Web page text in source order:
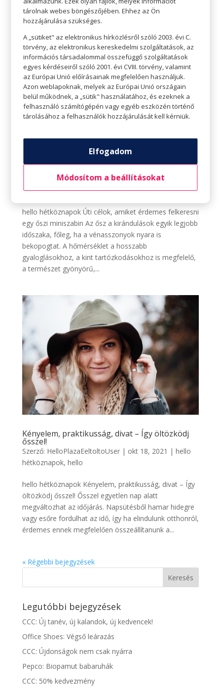
Úti célok, amiket érdemes felkeresni egy őszi
HelloPlazaEeltoltoUser|okt 18, 2021
hétköznapok,hello
hello hétköznapok Úti célok, amiket érdemes felkeresni
egy őszi miniszabin Az ősz a kirándulások egyik legjobb
időszaka, főleg, ha a vénasszonyok nyara is
bekopogtat. A hőmérséklet a hosszabb
gyaloglásokhoz, a kint tartózkodásokhoz is megfelelő,
a természet gyönyörű,...
Kényelem, praktikusság, divat – Így öltözködj
ősszel!
Szerző: HelloPlazaEeltoltoUser| okt 18, 2021 | hello
hétköznapok, hello
hello hétköznapok Kényelem, praktikusság, divat – Így
öltözködj ősszel! Ősszel egyetlen nap alatt
megváltozhat az időjárás. Napsütésből hamar hidegre
vagy esőre fordulhat az idő, így ha elindulunk otthonról,
érdemes ennek megfelelően összeállítanunk a...
« Régebbi bejegyzések
Legutóbbi bejegyzések
CCC: Új tanév, új kalandok, új kedvencek!
Office Shoes: Végső leárazás
CCC: Újdonságok nem csak nyárra
Pepco: Biopamut babaruhák
CCC: 50% kedvezmény
tárolnak webes böngészőjében. Ehhez az Ön
hozzájárulása szükséges.
A „sütiket" az elektronikus hírközlésről szóló 2003. évi C.
törvény, az elektronikus kereskedelmi szolgáltatások, az
információs társadalommal összefüggő szolgáltatások
egyes kérdéseiről szóló 2001. évi CVIII. törvény, valamint
az Európai Unió előírásainak megfelelően használjuk.
Azon weblapoknak, melyek az Európai Unió országain
belül működnek, a „sütik" használatához, és ezeknek a
felhasználó számítógépén vagy egyéb eszközén történő
tárolásához a felhasználók hozzájárulását kell kérniük.
Elfogadom
Módosítom a beállításokat